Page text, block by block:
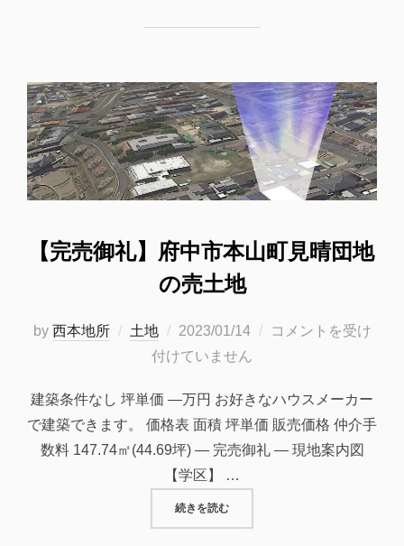
【完売御礼】府中市本山町見晴団地
の売土地
by 西本地所 土地
投
稿
2023/01/14
コメントを受け
付けていません
建築条件なし 坪単価 —万円 お好きなハウスメーカー
で建築できます。 価格表 面積 坪単価 販売価格 仲介手
数料 147.74㎡(44.69坪) — 完売御礼 — 現地案内図
【学区】 …
続きを読む“【完売御礼】府中市本山町見晴団